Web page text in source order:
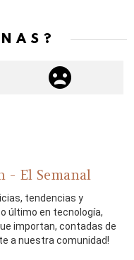
- El Semanal
tendencias y
último en tecnología,
importan, contadas de
a nuestra comunidad!